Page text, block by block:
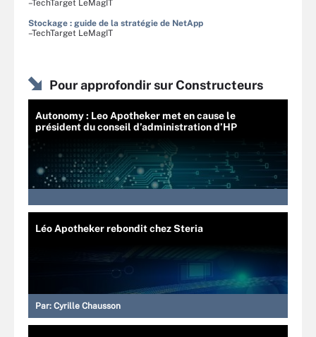
–TechTarget LeMagIT
Stockage : guide de la stratégie de NetApp
–TechTarget LeMagIT
Pour approfondir sur Constructeurs
Autonomy : Leo Apotheker met en cause le
président du conseil d’administration d’HP
Léo Apotheker rebondit chez Steria
Par: Cyrille Chausson